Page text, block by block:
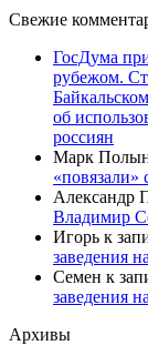
Свежие
ГосДума
рубежом.
об
россиян
Марк
«повязали»
Александр
Владимир
Игорь к
заведения
Семен к
заведения
Архивы